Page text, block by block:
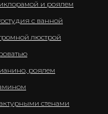
и роялем
с ванной
люстрой
роялем
стенами